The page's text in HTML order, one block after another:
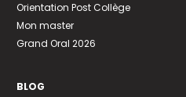
Orientation Post Collège
Mon master
Grand Oral 2026
BLOG